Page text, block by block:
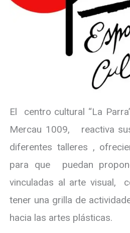
El centro cultural “La
Mercau 1009, reactiva
diferentes talleres ,
para que puedan
vinculadas al arte visual,
tener una grilla de
hacia las artes plásticas.